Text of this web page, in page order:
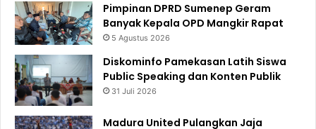
Pimpinan DPRD Sumenep Geram
Banyak Kepala OPD Mangkir Rapat
5 Agustus 2026
Diskominfo Pamekasan Latih Siswa
Public Speaking dan Konten Publik
31 Juli 2026
Madura United Pulangkan Jaja